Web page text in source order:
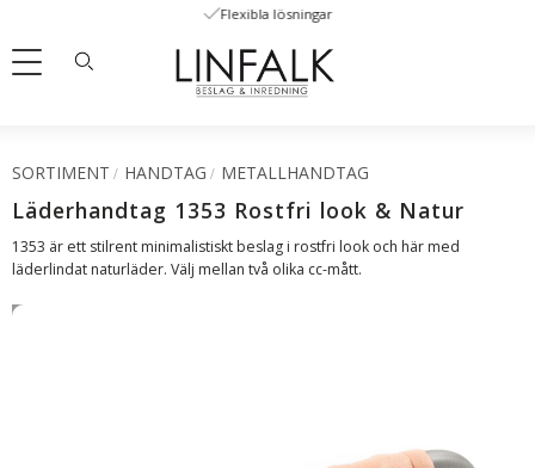
Meny
Flexibla lösningar
SORTIMENT HANDTAG METALLHANDTAG
Läderhandtag 1353 Rostfri look & Natur
1353 är ett stilrent minimalistiskt beslag i rostfri look och här med
läderlindat naturläder. Välj mellan två olika cc-mått.